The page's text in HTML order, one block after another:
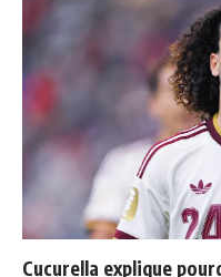
Cucurella explique